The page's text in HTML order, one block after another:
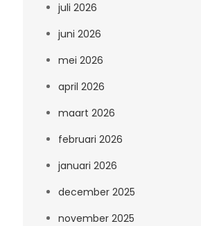
juli 2026
juni 2026
mei 2026
april 2026
maart 2026
februari 2026
januari 2026
december 2025
november 2025